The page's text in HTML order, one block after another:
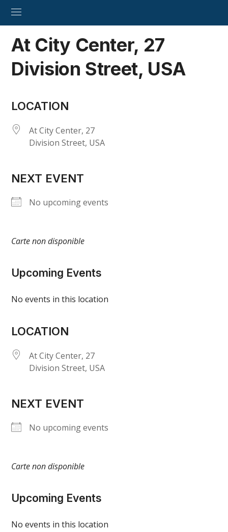
At City Center, 27
Division Street, USA
LOCATION
At City Center, 27
Division Street, USA
NEXT EVENT
No upcoming events
Carte non disponible
Upcoming Events
No events in this location
LOCATION
At City Center, 27
Division Street, USA
NEXT EVENT
No upcoming events
Carte non disponible
Upcoming Events
No events in this location